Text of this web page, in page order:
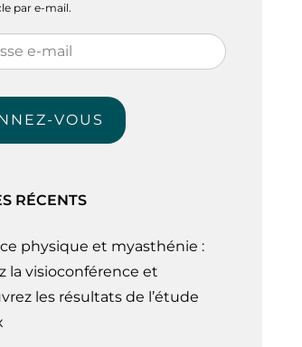
par e-mail.
VOUS
RÉCENTS
physique et myasthénie :
la visioconférence et
les résultats de l’étude